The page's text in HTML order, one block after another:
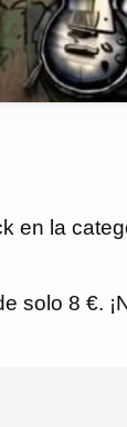
en la
solo 8 €.